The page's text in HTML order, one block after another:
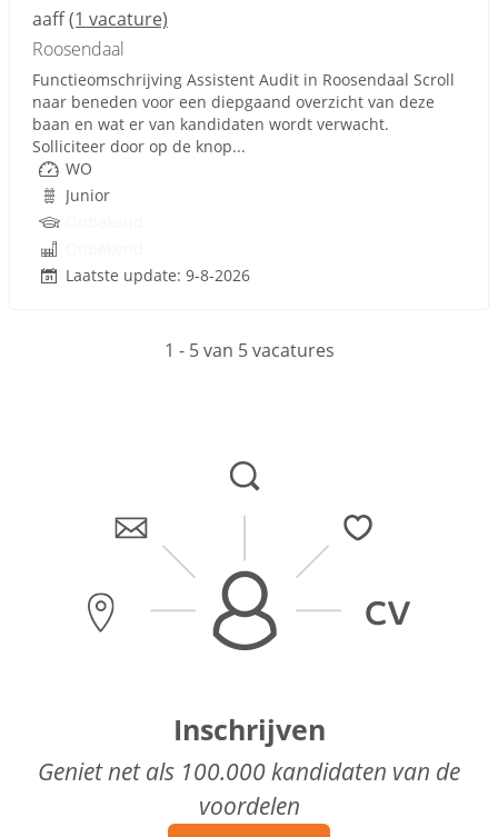
aaff(1 vacature)
Roosendaal
Functieomschrijving Assistent Audit in Roosendaal Scroll
naar beneden voor een diepgaand overzicht van deze
baan en wat er van kandidaten wordt verwacht.
Solliciteer door op de knop...
WO
Junior
Laatste update: 9-8-2026
1 - 5 van 5 vacatures
Inschrijven
Geniet net als 100.000 kandidaten van de
voordelen